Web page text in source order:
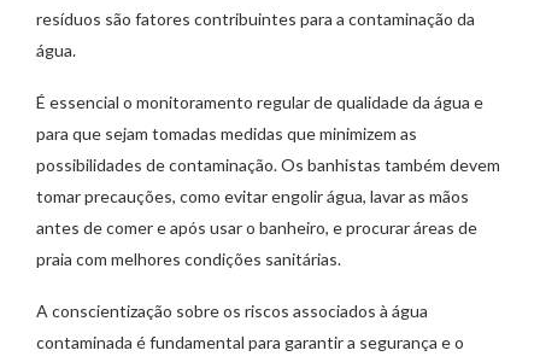
resíduos são fatores contribuintes para a contaminação da
água.
É essencial o monitoramento regular de qualidade da água e
para que sejam tomadas medidas que minimizem as
possibilidades de contaminação. Os banhistas também devem
tomar precauções, como evitar engolir água, lavar as mãos
antes de comer e após usar o banheiro, e procurar áreas de
praia com melhores condições sanitárias.
A conscientização sobre os riscos associados à água
contaminada é fundamental para garantir a segurança e o